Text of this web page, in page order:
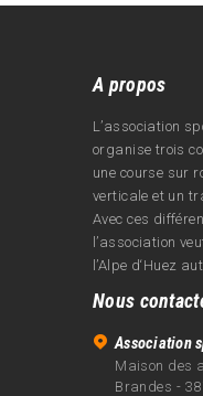
A propos
L’association
organise trois
une course sur
verticale et un
Avec ces
l’association
l’Alpe d‘Huez
Nous
Association
Maison des
Brandes -